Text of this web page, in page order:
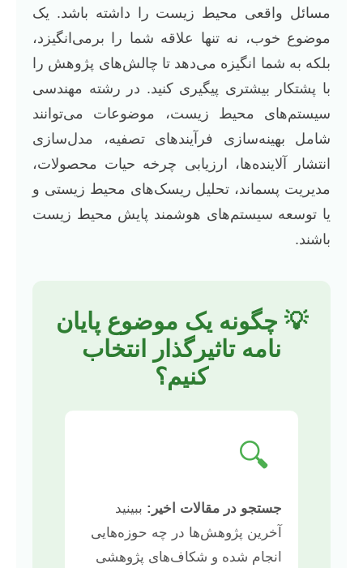
مسائل واقعی محیط زیست را داشته باشد. یک
موضوع خوب، نه تنها علاقه شما را برمی‌انگیزد،
بلکه به شما انگیزه می‌دهد تا چالش‌های پژوهش را
با پشتکار بیشتری پیگیری کنید. در رشته مهندسی
سیستم‌های محیط زیست، موضوعات می‌توانند
شامل بهینه‌سازی فرآیندهای تصفیه، مدل‌سازی
انتشار آلاینده‌ها، ارزیابی چرخه حیات محصولات،
مدیریت پسماند، تحلیل ریسک‌های محیط زیستی و
یا توسعه سیستم‌های هوشمند پایش محیط زیست
باشند.
💡 چگونه یک موضوع پایان
نامه تاثیرگذار انتخاب
کنیم؟
🔍
جستجو در مقالات اخیر: ببینید
آخرین پژوهش‌ها در چه حوزه‌هایی
انجام شده و شکاف‌های پژوهشی